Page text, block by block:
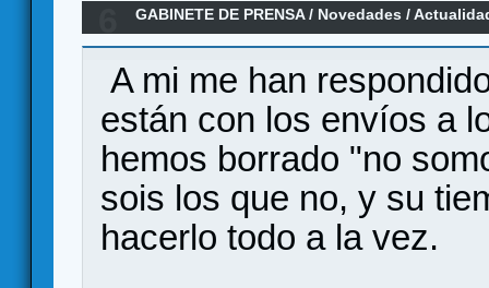
GABINETE DE PRENSA/ Novedades /
A mi me han
están con los envíos a
hemos borrado "no
sois los que no, y su
hacerlo todo a la vez.